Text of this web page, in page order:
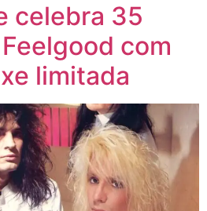
celebra 35
com
limitada